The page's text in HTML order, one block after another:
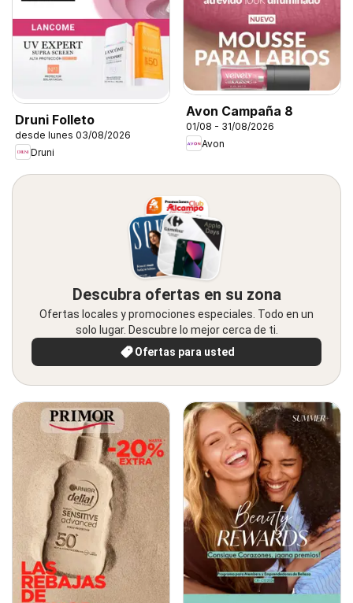
Druni Folleto
desde lunes 03/08/2026
Druni
Avon Campaña 8
01/08 - 31/08/2026
Avon
Descubra ofertas en su zona
Ofertas locales y promociones especiales. Todo en un
solo lugar. Descubre lo mejor cerca de ti.
Ofertas para usted